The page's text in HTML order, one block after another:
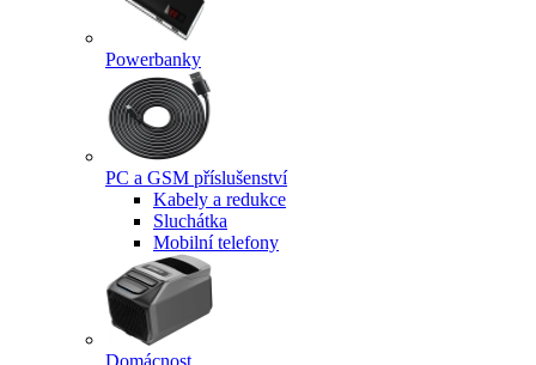
Powerbanky
PC a GSM příslušenství
Kabely a redukce
Sluchátka
Mobilní telefony